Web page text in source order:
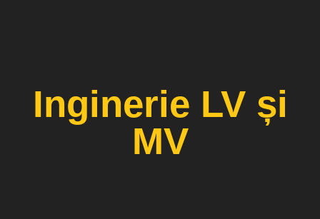
Inginerie LV și
MV